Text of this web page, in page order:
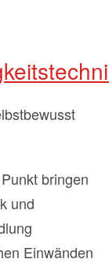
bringen
und
Einwänden